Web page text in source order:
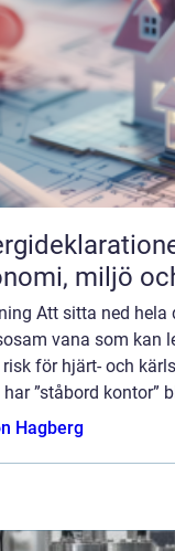
i
miljö
Att sitta ned hela
vana som kan
för hjärt- och
”ståbord kontor”
Hagberg